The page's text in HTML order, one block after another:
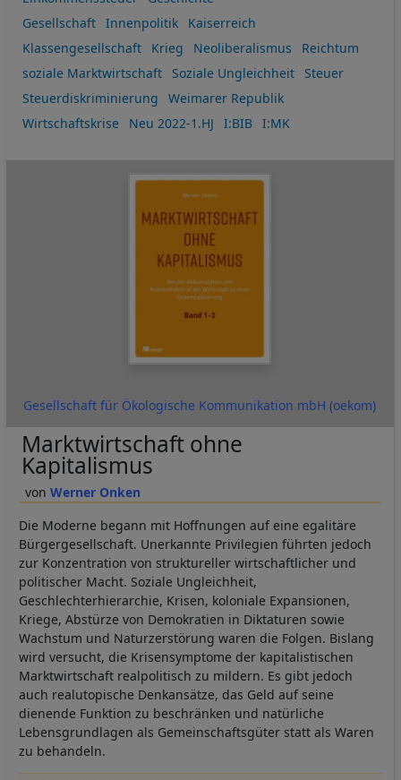
Gesellschaft
Innenpolitik
Kaiserreich
Klassengesellschaft
Krieg Neoliberalismus
Reichtum
soziale Marktwirtschaft
Soziale Ungleichheit
Steuer
Steuerdiskriminierung
Weimarer Republik
Wirtschaftskrise
Neu 2022-1.HJ I:BIB I:MK
Gesellschaft für Ökologische Kommunikation mbH (oekom)
Werner Onken
Marktwirtschaft ohne
Kapitalismus
Die Moderne begann mit Hoffnungen auf eine egalitäre
Bürgergesellschaft. Unerkannte Privilegien führten jedoch
zur Konzentration von struktureller wirtschaftlicher und
politischer Macht. Soziale Ungleichheit,
Geschlechterhierarchie, Krisen, koloniale Expansionen,
Kriege, Abstürze von Demokratien in Diktaturen sowie
Wachstum und Naturzerstörung waren die Folgen. Bislang
wird versucht, die Krisensymptome der kapitalistischen
Marktwirtschaft realpolitisch zu mildern. Es gibt jedoch
auch realutopische Denkansätze, das Geld auf seine
dienende Funktion zu beschränken und natürliche
Lebensgrundlagen als Gemeinschaftsgüter statt als Waren
zu behandeln.